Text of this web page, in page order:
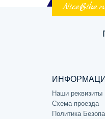
Наши реквизиты
Схема проезда
Политика